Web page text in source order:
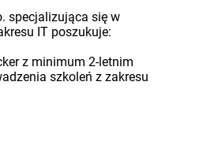
specjalizująca się w
IT poszukuje:
z minimum 2-letnim
szkoleń z zakresu